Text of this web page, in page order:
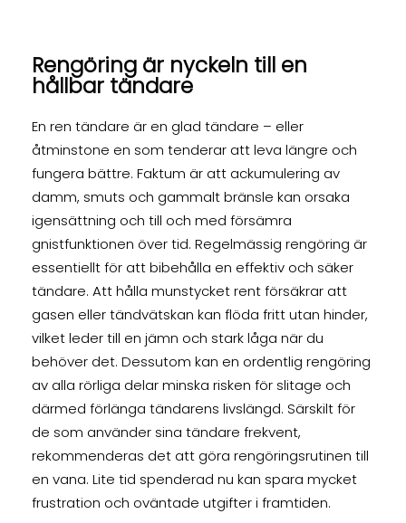
Rengöring är nyckeln till en
hållbar tändare
En ren tändare är en glad tändare – eller
åtminstone en som tenderar att leva längre och
fungera bättre. Faktum är att ackumulering av
damm, smuts och gammalt bränsle kan orsaka
igensättning och till och med försämra
gnistfunktionen över tid. Regelmässig rengöring är
essentiellt för att bibehålla en effektiv och säker
tändare. Att hålla munstycket rent försäkrar att
gasen eller tändvätskan kan flöda fritt utan hinder,
vilket leder till en jämn och stark låga när du
behöver det. Dessutom kan en ordentlig rengöring
av alla rörliga delar minska risken för slitage och
därmed förlänga tändarens livslängd. Särskilt för
de som använder sina tändare frekvent,
rekommenderas det att göra rengöringsrutinen till
en vana. Lite tid spenderad nu kan spara mycket
frustration och oväntade utgifter i framtiden.